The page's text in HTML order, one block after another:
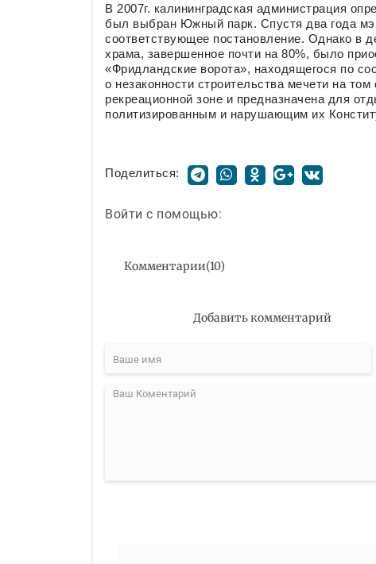
В 2007г. калининградская администрация
был выбран Южный парк. Спустя два года
соответствующее постановление. Однако в
храма, завершенное почти на 80%, было
«Фридландские ворота», находящегося по
о незаконности строительства мечети на
рекреационной зоне и предназначена для
политизированным и нарушающим их
Поделиться:
Войти с помощью:
Комментарии(10)
Добавить комментарий